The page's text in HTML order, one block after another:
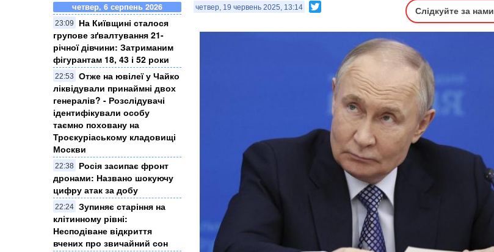
четвер, 6 серпень 2026
23:09
На Київщині сталося
групове зґвалтування 21-
річної дівчини: Затриманим
фігурантам 18, 43 і 52 роки
22:53
Отже на ювілеї у Чайко
ліквідували принаймні двох
генералів? - Розслідувачі
ідентифікували особу
таємно поховану на
Троєкуріаському кладовищі
Москви
22:38
Росія засипає фронт
дронами: Названо шокуючу
цифру атак за добу
22:24 Зупиняє старіння на
клітинному рівні:
Несподіване відкриття
вчених про звичайний сон
четвер, 19 червень 2025, 13:14 Слідкуйте за нами